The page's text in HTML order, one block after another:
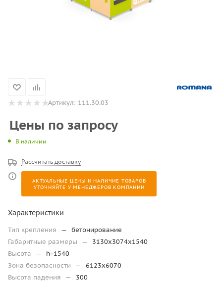
Артикул: 111.30.03
Цены по запросу
В наличии
Рассчитать доставку
АКТУАЛЬНЫЕ ЦЕНЫ И НАЛИЧИЕ ТОВАРОВ
УТОЧНЯЙТЕ У МЕНЕДЖЕРОВ КОМПАНИИ
Характеристики
Тип крепления —
бетонирование
Габаритные размеры
—
3130x3074x1540
Высота
—
h=1540
Зона безопасности
—
6123х6070
Высота падения
—
300